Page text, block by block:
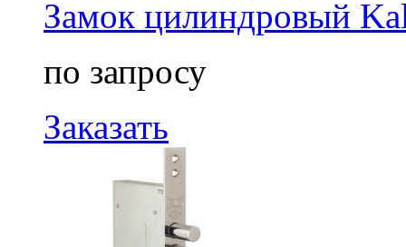
Замок цилиндровый
по запросу
Заказать